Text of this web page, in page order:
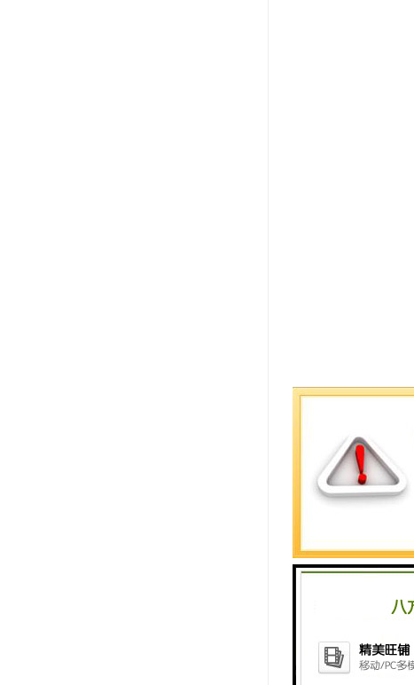
高低温试验箱
1．试验室体结
2）试验室内
璃纤维棉保温
3）工作间地
5）工作间顶